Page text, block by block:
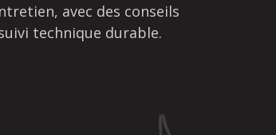
avec des conseils
technique durable.